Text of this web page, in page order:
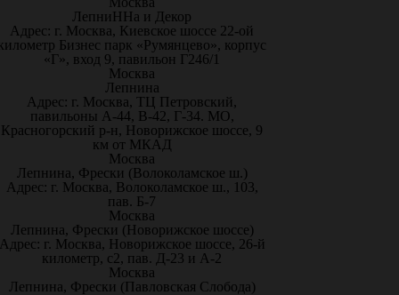
ЛепниННа и Декор
Адрес: г. Москва, Киевское шоссе 22-ой
Бизнес парк «Румянцево», корпус
«Г», вход 9, павильон Г246/1
Москва
Лепнина
Адрес: г. Москва, ТЦ Петровский,
павильоны А-44, В-42, Г-34. МО,
Красногорский р-н, Новорижское шоссе, 9
км от МКАД
Москва
Лепнина, Фрески (Волоколамское ш.)
Адрес: г. Москва, Волоколамское ш., 103,
пав. Б-7
Москва
Лепнина, Фрески (Новорижское шоссе)
г. Москва, Новорижское шоссе, 26-й
километр, с2, пав. Д-23 и А-2
Москва
Лепнина, Фрески (Павловская Слобода)